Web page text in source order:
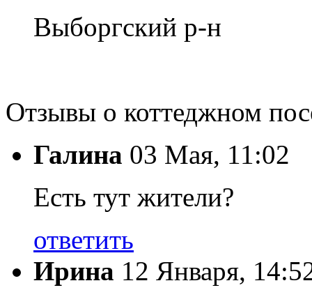
Выборгский р-н
Отзывы о коттеджном
Галина 03 Мая, 11:02
Есть тут жители?
ответить
Ирина 12 Января,